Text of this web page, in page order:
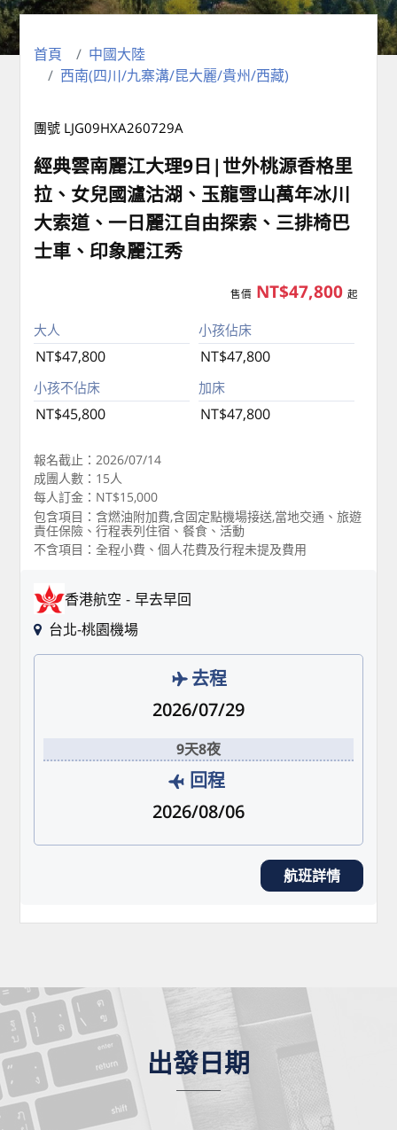
首頁
中國大陸
西南(四川/九寨溝/昆大麗/貴州/西藏)
團號 LJG09HXA260729A
經典雲南麗江大理9日|世外桃源香格里
拉、女兒國瀘沽湖、玉龍雪山萬年冰川
大索道、一日麗江自由探索、三排椅巴
士車、印象麗江秀
售價 NT$47,800 起
大人
NT$47,800
小孩佔床
NT$47,800
小孩不佔床
NT$45,800
加床
NT$47,800
報名截止：2026/07/14
成團人數：15人
每人訂金：NT$15,000
包含項目：含燃油附加費,含固定點機場接送,當地交通、旅遊
責任保險、行程表列住宿、餐食、活動
不含項目：全程小費、個人花費及行程未提及費用
香港航空
早去早回
台北-桃園機場
去程
2026/07/29
9天8夜
回程
2026/08/06
航班詳情
出發日期